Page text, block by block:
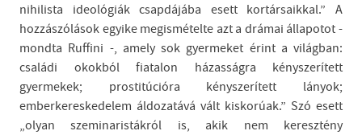
nihilista ideológiák csapdájába esett kortársaikkal.” A
hozzászólások egyike megismételte azt a drámai állapotot -
mondta Ruffini -, amely sok gyermeket érint a világban:
családi okokból fiatalon házasságra kényszerített
gyermekek; prostitúcióra kényszerített lányok;
emberkereskedelem áldozatává vált kiskorúak.” Szó esett
„olyan szeminaristákról is, akik nem keresztény